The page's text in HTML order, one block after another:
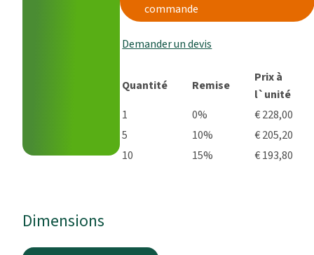
commande
Demander un devis
Quantité Remise
Prix à
l`unité
1
0%
€ 228,00
5
10%
€ 205,20
10
15% € 193,80
Dimensions